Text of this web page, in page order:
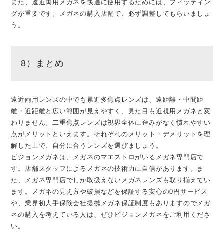
また、遠近両用メガネを快適に使用するためには、フィッティン
グが重要です。メガネの購入店舗で、必ず調整してもらいましょ
う。
8）まとめ
遠近両用レンズの中でも累進多焦点レンズは、遠距離・中間距
離・近距離と広い範囲が見えやすく、見た目も近視用メガネと変
わりません。二重焦点レンズは視界全体に歪みがなく慣れやすい
点がメリットといえます。それぞれのメリット・デメリットを理
解した上で、自分に合うレンズを選びましょう。
ビジョンメガネは、メガネのマエストロがいるメガネ専門店で
す。店舗スタッフによるメガネの技術力に自信があります。ま
た、メガネ専門店でしか取扱えないメガネレンズも取り揃えてい
ます。メガネの見え方や破損などを保証する安心の0円サービス
や、業界初大手保険会社提携メガネ保証制度もありますのでメガ
ネの購入を考えている人は、ぜひビジョンメガネをご利用くださ
い。